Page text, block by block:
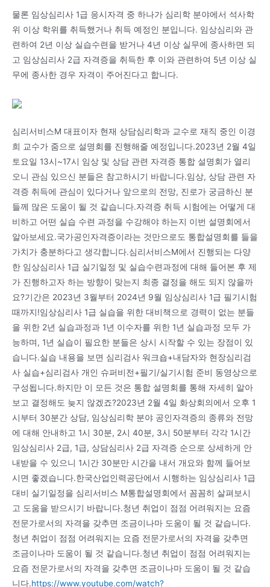
물론 임상심리사 1급 응시자격 중 하나가 심리학 분야에서 석사학
위 이상 학위를 취득했거나 취득 예정인 분입니다. 임상심리와 관
련하여 2년 이상 실습수련을 받거나 4년 이상 실무에 종사하면 되
고 임상심리사 2급 자격증을 취득한 후 이와 관련하여 5년 이상 실
무에 종사한 경우 자격이 주어진다고 합니다.
심리서비스M 대표이자 현재 상담심리학과 교수로 재직 중인 이경
희 교수가 줌으로 설명회를 진행해줄 예정입니다.2023년 2월 4일
토요일 13시~17시 임상 및 상담 관련 자격증 통합 설명회가 열리
오니 관심 있으신 분들은 참고하시기 바랍니다.임상, 상담 관련 자
격증 취득에 관심이 있다거나 앞으로의 전망, 진로가 궁금하신 분
들께 많은 도움이 될 것 같습니다.자격증 취득 시험에는 어떻게 대
비하고 어떤 실습 수련 과정을 수강해야 하는지 이번 설명회에서
알아보세요.국가공인자격증이라는 것만으로도 통합설명회를 들을
가치가 충분하다고 생각합니다.심리서비스M에서 진행되는 다양
한 임상심리사 1급 실기일정 및 실습수련과정에 대해 들어본 후 제
가 진행하고자 하는 방향이 맞는지 최종 결정을 해도 되지 않을까
요?기간은 2023년 3월부터 2024년 9월 임상심리사 1급 필기시험
때까지!임상심리사 1급 실습을 위한 대비책으로 경력이 없는 분들
을 위한 2년 실습과정과 1년 이수자를 위한 1년 실습과정 모두 가
능하며, 1년 실습이 필요한 분들은 상시 시작할 수 있는 장점이 있
습니다.실습 내용을 보면 심리검사 워크숍+내담자와 현장심리검
사 실습+심리검사 개인 슈퍼비전+필기/실기시험 준비 동영상으로
구성됩니다.하지만 이 모든 것은 통합 설명회를 통해 자세히 알아
보고 결정해도 늦지 않겠죠?2023년 2월 4일 화상회의에서 오후 1
시부터 30분간 상담, 임상심리학 분야 공인자격증의 종류와 전망
에 대해 안내하고 1시 30분, 2시 40분, 3시 50분부터 각각 1시간
임상심리사 2급, 1급, 상담심리사 2급 자격증 순으로 상세하게 안
내받을 수 있으니 1시간 30분만 시간을 내서 개요와 함께 들어보
시면 좋겠습니다.한국산업인력공단에서 시행하는 임상심리사 1급
대비 실기일정을 심리서비스 M통합설명회에서 꼼꼼히 살펴보시
고 도움을 받으시기 바랍니다.청년 취업이 점점 어려워지는 요즘
전문가로서의 자격을 갖추면 조금이나마 도움이 될 것 같습니다.
청년 취업이 점점 어려워지는 요즘 전문가로서의 자격을 갖추면
조금이나마 도움이 될 것 같습니다.청년 취업이 점점 어려워지는
요즘 전문가로서의 자격을 갖추면 조금이나마 도움이 될 것 같습
니다.https://www.youtube.com/watch?